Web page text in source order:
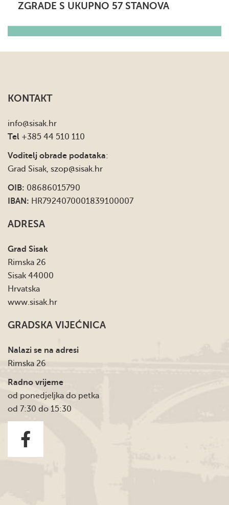
ZGRADE S UKUPNO 57 STANOVA
KONTAKT
info@sisak.hr
Tel +385 44 510 110
Voditelj obrade podataka:
Grad Sisak, szop@sisak.hr
OIB: 08686015790
IBAN: HR7924070001839100007
ADRESA
Grad Sisak
Rimska 26
Sisak 44000
Hrvatska
www.sisak.hr
GRADSKA VIJEĆNICA
Nalazi se na adresi
Rimska 26
Radno vrijeme
od ponedjeljka do petka
od 7:30 do 15:30